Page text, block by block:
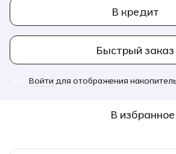
В кредит
Быстрый заказ
Войти для отображения
В избранное